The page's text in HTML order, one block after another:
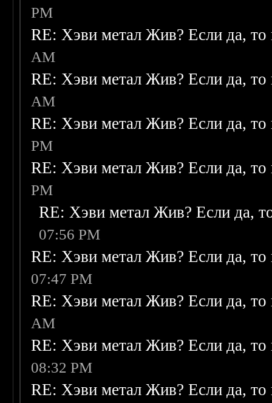
PM
RE: Хэви метал Жив? Если да, то
AM
RE: Хэви метал Жив? Если да, то
AM
RE: Хэви метал Жив? Если да, то
PM
RE: Хэви метал Жив? Если да, то
PM
RE: Хэви метал Жив? Если да,
07:56 PM
RE: Хэви метал Жив? Если да, то
07:47 PM
RE: Хэви метал Жив? Если да, то
AM
RE: Хэви метал Жив? Если да, то
08:32 PM
RE: Хэви метал Жив? Если да, то